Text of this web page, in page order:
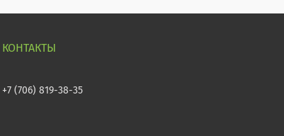
+7 (706) 819-38-35